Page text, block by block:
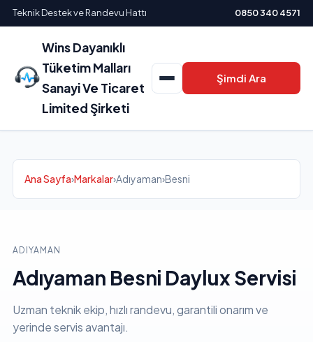
Teknik Destek ve Randevu Hattı 0850 340 4571
Wins Dayanıklı
Tüketim Malları
Sanayi Ve Ticaret
Limited Şirketi
Şimdi Ara
Ana Sayfa›Markalar›Adıyaman›Besni
ADIYAMAN
Adıyaman Besni Daylux Servisi
Uzman teknik ekip, hızlı randevu, garantili onarım ve
yerinde servis avantajı.